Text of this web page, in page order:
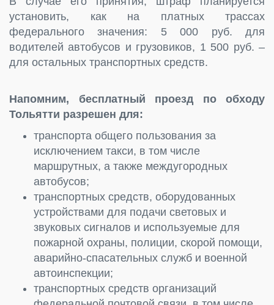
установить, как на платных трассах
федерального значения: 5 000 руб. для
водителей автобусов и грузовиков, 1 500 руб. –
для остальных транспортных средств.
Напомним, бесплатный проезд по обходу
Тольятти разрешен для:
транспорта общего пользования за
исключением такси, в том числе
маршрутных, а также междугородных
автобусов;
транспортных средств, оборудованных
устройствами для подачи световых и
звуковых сигналов и используемые для
пожарной охраны, полиции, скорой помощи,
аварийно-спасательных служб и военной
автоинспекции;
транспортных средств организаций